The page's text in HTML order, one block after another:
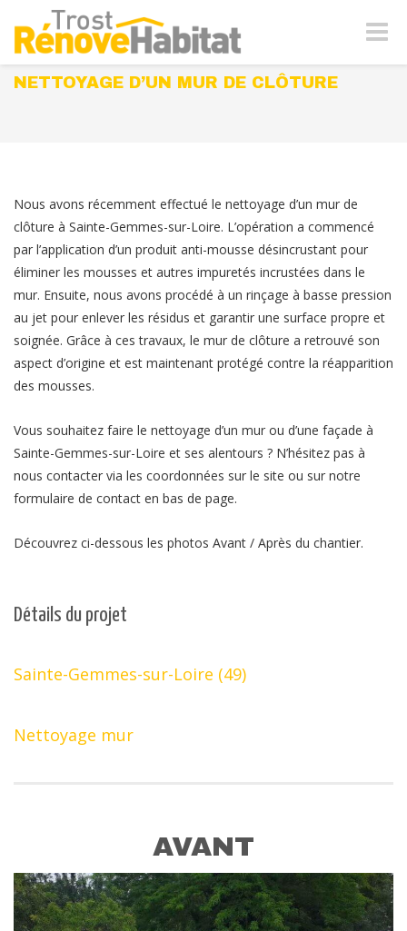
-
NETTOYAGE D’UN MUR DE CLÔTURE
Nous avons récemment effectué le nettoyage d’un mur de
clôture à Sainte-Gemmes-sur-Loire. L’opération a commencé
par l’application d’un produit anti-mousse désincrustant pour
éliminer les mousses et autres impuretés incrustées dans le
mur. Ensuite, nous avons procédé à un rinçage à basse pression
au jet pour enlever les résidus et garantir une surface propre et
soignée. Grâce à ces travaux, le mur de clôture a retrouvé son
aspect d’origine et est maintenant protégé contre la réapparition
des mousses.
Vous souhaitez faire le nettoyage d’un mur ou d’une façade à
Sainte-Gemmes-sur-Loire et ses alentours ? N’hésitez pas à
nous contacter via les coordonnées sur le site ou sur notre
formulaire de contact en bas de page.
Découvrez ci-dessous les photos Avant / Après du chantier.
Détails du projet
Sainte-Gemmes-sur-Loire (49)
Nettoyage mur
AVANT